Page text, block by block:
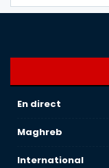
En direct
Maghreb
International